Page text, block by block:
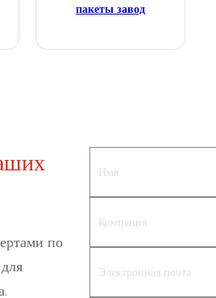
пакеты завод
по